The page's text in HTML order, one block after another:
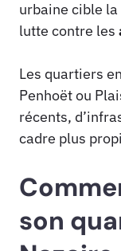
urbaine cible
lutte contre les
Les quartiers
Penhoët ou
récents,
cadre plus
son